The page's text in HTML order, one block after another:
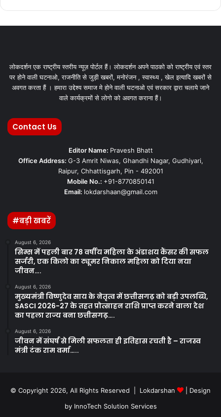
लोकदर्शन एक राष्ट्रीय स्तरीय न्यूज़ पोर्टल हैं। लोकदर्शन अपने पाठको को राष्ट्रीय एवं स्तर
पर होने वाली घटनाओ, राजनीति से जुड़ी खबरों, मनोरंजन , स्वास्थ्य , खेल इत्यादि खबरों से
अवगत करता हैं । हमारा उद्देश्य समाज मे होने वाली घटनाओ एवं सरकार द्वारा चलाये जाने
वाले कार्यक्रमों से लोगो को अवगत कराना हैं।
Contact Us
Editor Name: Pravesh Bhatt
Office Address: G-3 Amrit Niwas, Ghandhi Nagar, Gudhiyari,
Raipur, Chhattisgarh, Pin - 492001
Mobile No.: +91-8770850141
Email: lokdarshaan@gmail.com
#बड़ी खबरें
August 6, 2026
सिम्स में पहली बार 78 वर्षीय महिला के अंडाशय कैंसर की सफल
सर्जरी, एक किलो का ट्यूमर निकाल महिला को दिया नया
जीवन….
August 6, 2026
मुख्यमंत्री विष्णुदेव साय के नेतृत्व में छत्तीसगढ़ को बड़ी उपलब्धि,
SASCI 2026-27 के तहत प्रोत्साहन राशि प्राप्त करने वाला देश
का पहला राज्य बना छत्तीसगढ़….
August 6, 2026
जीवन में संघर्ष से मिली सफलता ही इतिहास रचती है – राजस्व
मंत्री टंक राम वर्मा…..
© Copyright 2026, All Rights Reserved | Lokdarshan
| Design
by InnoTech Solution Services